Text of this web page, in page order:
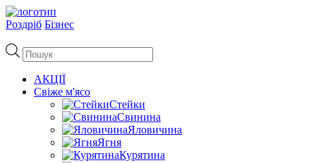
Роздріб Бізнес
Пошук
товарів
АКЦІЇ
Свіже м'ясо
Стейки
Свинина
Яловичина
Ягня
Курятина